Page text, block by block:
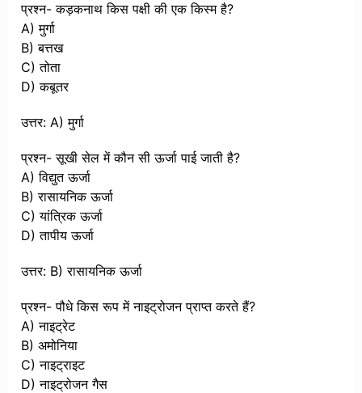
प्रश्न- कड़कनाथ किस पक्षी की एक किस्म है?
A) मुर्गा
B) बत्तख
C) तोता
D) कबूतर
उत्तर: A) मुर्गा
प्रश्न- सूखी सेल में कौन सी ऊर्जा पाई जाती है?
A) विद्युत ऊर्जा
B) रासायनिक ऊर्जा
C) यांत्रिक ऊर्जा
D) तापीय ऊर्जा
उत्तर: B) रासायनिक ऊर्जा
प्रश्न- पौधे किस रूप में नाइट्रोजन प्राप्त करते हैं?
A) नाइट्रेट
B) अमोनिया
C) नाइट्राइट
D) नाइट्रोजन गैस